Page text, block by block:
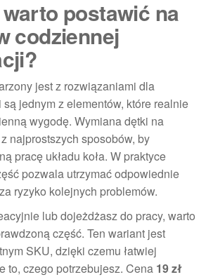
postawić na
codziennej
jest z rozwiązaniami dla
jednym z elementów, które realnie
wygodę. Wymiana dętki na
najprostszych sposobów, by
pracę układu koła. W praktyce
pozwala utrzymać odpowiednie
ryzyko kolejnych problemów.
lub dojeżdżasz do pracy, warto
część. Ten wariant jest
SKU, dzięki czemu łatwiej
to, czego potrzebujesz. Cena 19 zł